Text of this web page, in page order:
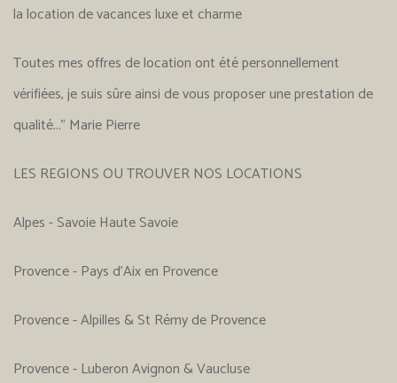
la location de vacances luxe et charme
Toutes mes offres de location ont été personnellement
vérifiées, je suis sûre ainsi de vous proposer une prestation de
qualité..." Marie Pierre
LES REGIONS OU TROUVER NOS LOCATIONS
Alpes - Savoie Haute Savoie
Provence - Pays d'Aix en Provence
Provence - Alpilles & St Rémy de Provence
Provence - Luberon Avignon & Vaucluse